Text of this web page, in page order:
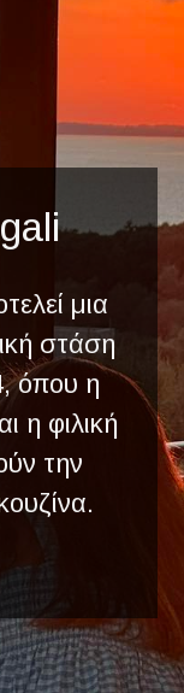
μια
στάση
όπου η
η φιλική
την